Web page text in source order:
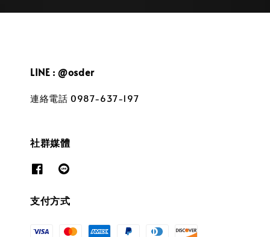
LINE : @osder
連絡電話 0987-637-197
社群媒體
支付方式